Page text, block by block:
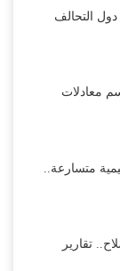
التحالف
معادلات
متسارعة..
تقارير